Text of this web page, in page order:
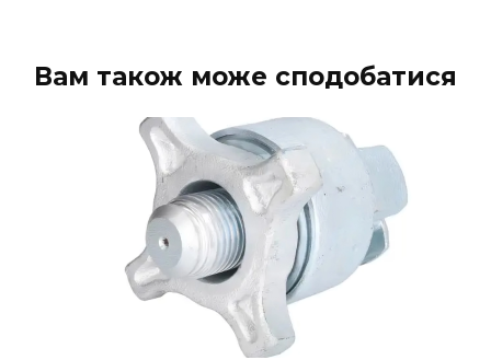
Вам також може сподобатися